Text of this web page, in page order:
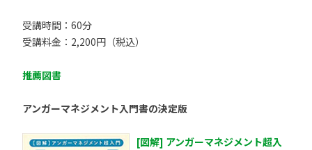
受講時間：60分
受講料金：2,200円（税込）
推薦図書
アンガーマネジメント入門書の決定版
[図解] アンガーマネジメント超入